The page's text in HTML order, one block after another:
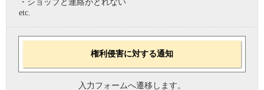
・ショップと連絡がとれない
etc.
権利侵害に対する通知
入力フォームへ遷移します。